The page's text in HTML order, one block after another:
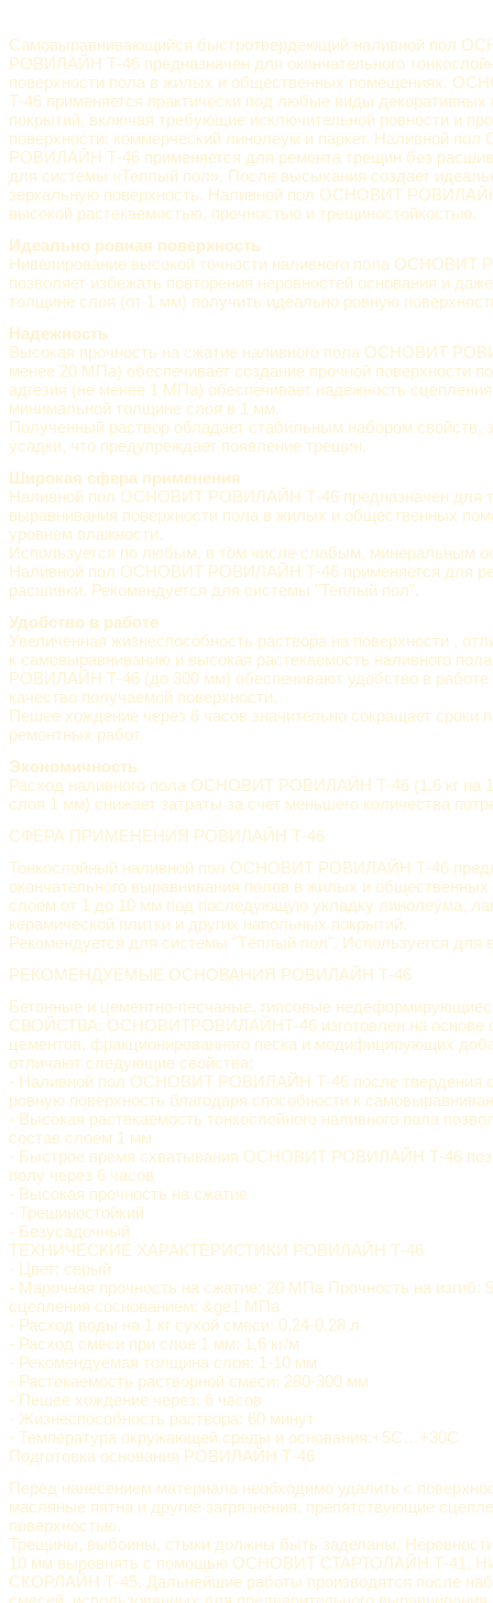
Самовыравнивающийся быстротвердеющий наливной пол
РОВИЛАЙН Т-46 предназначен для окончательного
поверхности пола в жилых и общественных помещениях.
Т-46 применяется практически под любые виды декоративных
покрытий, включая требующие исключительной ровности и
поверхности: коммерческий линолеум и паркет. Наливной
РОВИЛАЙН Т-46 применяется для ремонта трещин без
для системы «Теплый пол». После высыхания создает
зеркальную поверхность. Наливной пол ОСНОВИТ
высокой растекаемостью, прочностью и трещиностойкостью.
Идеально ровная поверхность
Нивелирование высокой точности наливного пола
позволяет избежать повторения неровностей основания и
толщине слоя (от 1 мм) получить идеально ровную
Надежность
Высокая прочность на сжатие наливного пола ОСНОВИТ
менее 20 МПа) обеспечивает создание прочной поверхности
адгезия (не менее 1 МПа) обеспечивает надежность
минимальной толщине слоя в 1 мм.
Полученный раствор обладает стабильным набором свойств,
усадки, что предупреждает появление трещин.
Широкая сфера применения
Наливной пол ОСНОВИТ РОВИЛАЙН Т-46 предназначен для
выравнивания поверхности пола в жилых и общественных
уровнем влажности.
Используется по любым, в том числе слабым, минеральным
Наливной пол ОСНОВИТ РОВИЛАЙН Т-46 применяется для
расшивки. Рекомендуется для системы "Теплый пол".
Удобство в работе
Увеличенная жизнеспособность раствора на поверхности ,
к самовыравниванию и высокая растекаемость наливного
РОВИЛАЙН Т-46 (до 300 мм) обеспечивают удобство в работе
качество получаемой поверхности.
Пешее хождение через 6 часов значительно сокращает сроки
ремонтных работ.
Экономичность
Расход наливного пола ОСНОВИТ РОВИЛАЙН Т-46 (1,6 кг на
слоя 1 мм) снижает затраты за счет меньшего количества
СФЕРА ПРИМЕНЕНИЯ РОВИЛАЙН Т-46
Тонкослойный наливной пол ОСНОВИТ РОВИЛАЙН Т-46
окончательного выравнивания полов в жилых и
слоем от 1 до 10 мм под последующую укладку линолеума,
керамической плитки и других напольных покрытий.
Рекомендуется для системы "Тёплый пол". Используется для
РЕКОМЕНДУЕМЫЕ ОСНОВАНИЯ РОВИЛАЙН Т-46
Бетонные и цементно-песчаные, гипсовые
СВОЙСТВА: ОСНОВИТРОВИЛАЙНТ-46 изготовлен на основе
цементов, фракционированного песка и модифицирующих
отличают следующие свойства:
- Наливной пол ОСНОВИТ РОВИЛАЙН Т-46 после твердения
ровную поверхность благодаря способности к
- Высокая растекаемость тонкослойного наливного пола
состав слоем 1 мм
- Быстрое время схватывания ОСНОВИТ РОВИЛАЙН Т-46
полу через 6 часов
- Высокая прочность на сжатие
- Трещиностойкий
- Безусадочный
ТЕХНИЧЕСКИЕ ХАРАКТЕРИСТИКИ РОВИЛАЙН Т-46
- Цвет: серый
- Марочная прочность на сжатие: 20 МПа Прочность на изгиб:
сцепления соснованием: &ge1 МПа
- Расход воды на 1 кг сухой смеси: 0,24-0,28 л
- Расход смеси при слое 1 мм: 1,6 кг/м
- Рекомендуемая толщина слоя: 1-10 мм
- Растекаемость растворной смеси: 280-300 мм
- Пешее хождение через: 6 часов
- Жизнеспособность раствора: 60 минут
- Температура окружающей среды и основания:+5С…+30С
Подготовка основания РОВИЛАЙН Т-46
Перед нанесением материала необходимо удалить с
масляные пятна и другие загрязнения, препятствующие
поверхностью.
Трещины, выбоины, стыки должны быть заделаны.
10 мм выровнять с помощью ОСНОВИТ СТАРТОЛАЙН Т-41,
СКОРЛАЙН Т-45. Дальнейшие работы производятся после